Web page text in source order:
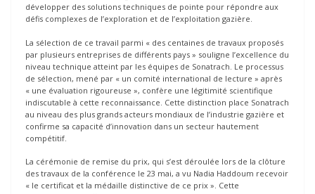
développer des solutions techniques de pointe pour répondre aux
défis complexes de l’exploration et de l’exploitation gazière.
La sélection de ce travail parmi « des centaines de travaux proposés
par plusieurs entreprises de différents pays » souligne l’excellence du
niveau technique atteint par les équipes de Sonatrach. Le processus
de sélection, mené par « un comité international de lecture » après
« une évaluation rigoureuse », confère une légitimité scientifique
indiscutable à cette reconnaissance. Cette distinction place Sonatrach
au niveau des plus grands acteurs mondiaux de l’industrie gazière et
confirme sa capacité d’innovation dans un secteur hautement
compétitif.
La cérémonie de remise du prix, qui s’est déroulée lors de la clôture
des travaux de la conférence le 23 mai, a vu Nadia Haddoum recevoir
« le certificat et la médaille distinctive de ce prix ». Cette